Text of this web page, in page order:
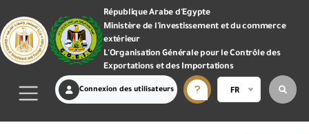
République Arabe d'Egypte
Ministère de l'investissement et du commerce
extérieur
L'Organisation Générale pour le Contrôle des
Exportations et des Importations
Connexion des utilisateurs FR